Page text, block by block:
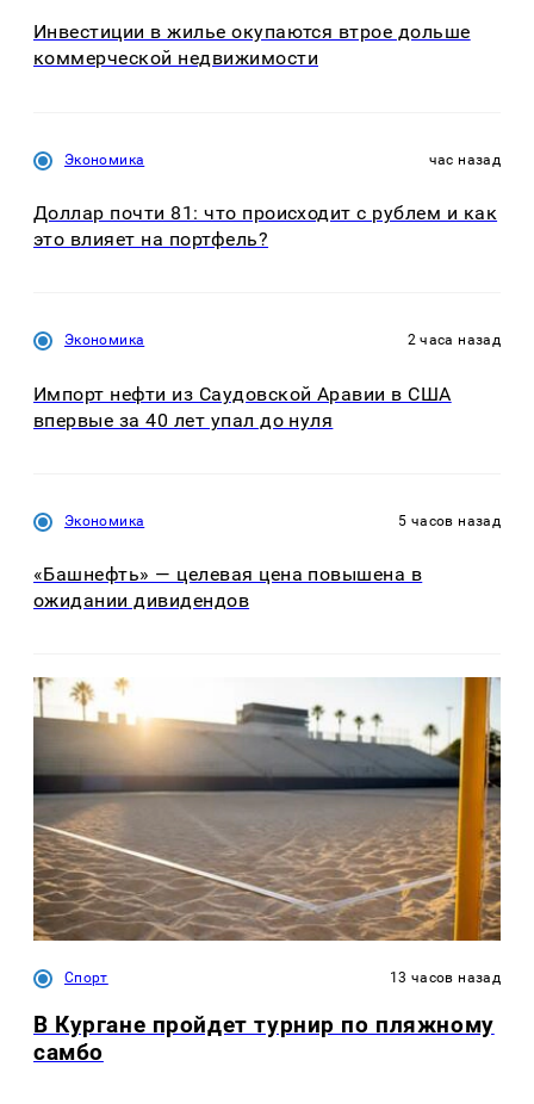
Инвестиции в жилье окупаются втрое дольше
коммерческой недвижимости
Экономика час назад
Доллар почти 81: что происходит с рублем и как
это влияет на портфель?
Экономика 2 часа назад
Импорт нефти из Саудовской Аравии в США
впервые за 40 лет упал до нуля
Экономика 5 часов назад
«Башнефть» — целевая цена повышена в
ожидании дивидендов
Спорт 13 часов назад
В Кургане пройдет турнир по пляжному
самбо